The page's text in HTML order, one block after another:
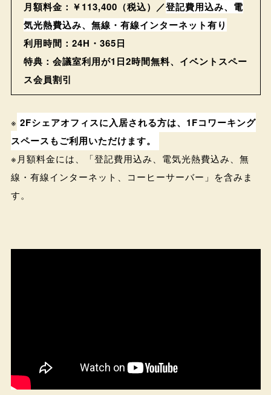
月額料金：￥113,400（税込）／登記費用込み、電
気光熱費込み、無線・有線インターネット有り
利用時間：24H・365日
特典：会議室利用が1日2時間無料、イベントスペー
ス会員割引
※ 2Fシェアオフィスに入居される方は、1Fコワーキング
スペースもご利用いただけます。
※月額料金には、「登記費用込み、電気光熱費込み、無
線・有線インターネット、コーヒーサーバー」を含みま
す。